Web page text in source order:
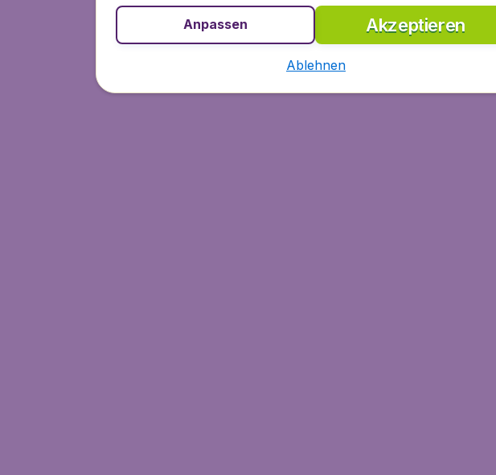
Akzeptieren
Anpassen
Ablehnen